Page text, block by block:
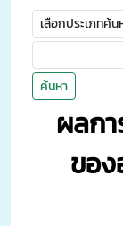
ค้นหา
ผลกา
ขอ